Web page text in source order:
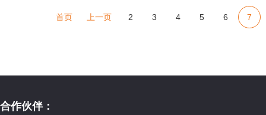
首页 上一页 2 3 4 5 6 7
合作伙伴：